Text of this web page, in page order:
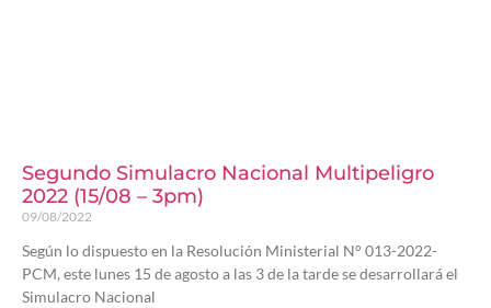
Segundo Simulacro Nacional Multipeligro
2022 (15/08 – 3pm)
09/08/2022
Según lo dispuesto en la Resolución Ministerial N° 013-2022-
PCM, este lunes 15 de agosto a las 3 de la tarde se desarrollará el
Simulacro Nacional